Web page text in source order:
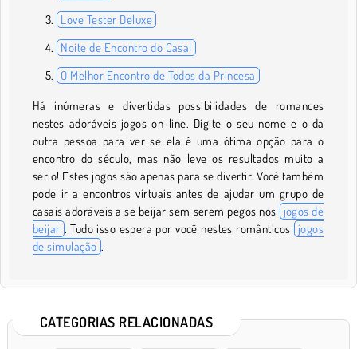
Love Tester Deluxe
Noite de Encontro do Casal
O Melhor Encontro de Todos da Princesa
Há inúmeras e divertidas possibilidades de romances
nestes adoráveis jogos on-line. Digite o seu nome e o da
outra pessoa para ver se ela é uma ótima opção para o
encontro do século, mas não leve os resultados muito a
sério! Estes jogos são apenas para se divertir. Você também
pode ir a encontros virtuais antes de ajudar um grupo de
casais adoráveis a se beijar sem serem pegos nos jogos de
beijar . Tudo isso espera por você nestes românticos jogos
de simulação .
CATEGORIAS RELACIONADAS